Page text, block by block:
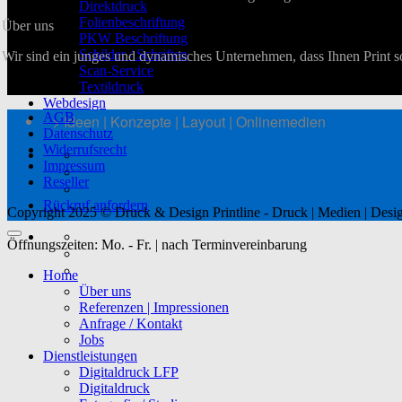
Direktdruck
Folienbeschriftung
PKW Beschriftung
Schilder / Schriften
Scan-Service
Textildruck
Webdesign
--> Ideen | Konzepte | Layout | Onlinemedien
Rückruf anfordern
Über uns
Wir sind ein junges und dynamisches Unternehmen, dass Ihnen Print
AGB
Datenschutz
Widerrufsrecht
Impressum
Reseller
Copyright 2025 © Druck & Design Printline - Druck | Medien |
Öffnungszeiten: Mo. - Fr. | nach Terminvereinbarung
Home
Über uns
Referenzen | Impressionen
Anfrage / Kontakt
Jobs
Dienstleistungen
Digitaldruck LFP
Digitaldruck